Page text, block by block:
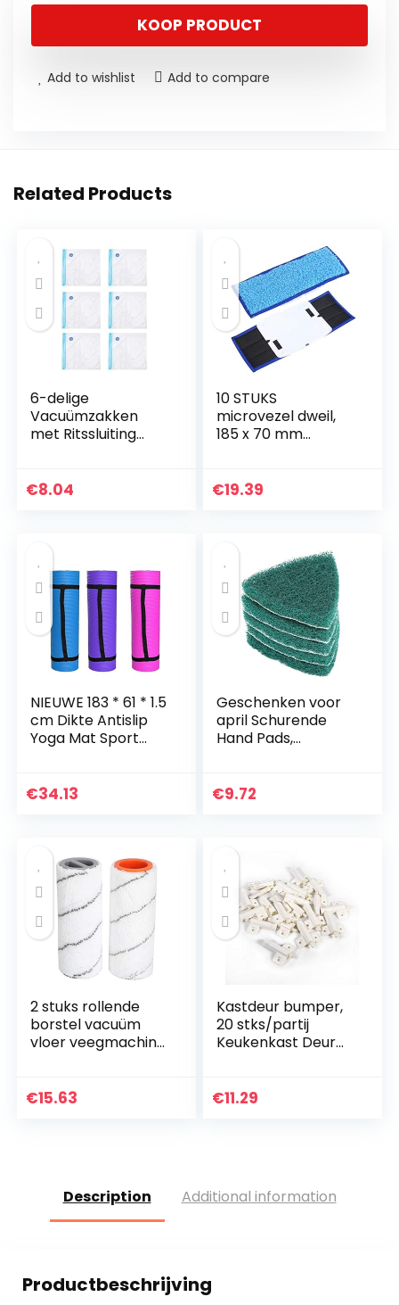
KOOP PRODUCT
Add to wishlist Add to compare
Related Products
6-delige
Vacuümzakken
met Ritssluiting
rs Herbruikbare
€8.04
10 STUKS
microvezel dweil,
185 x 70 mm
droge dweilpads
€19.39
NIEUWE 183 * 61 * 1.5
cm Dikte Antislip
Yoga Mat Sport
Opvouwbaar voor
€34.13
Geschenken voor
april Schurende
Hand Pads,
Hand
€9.72
2 stuks rollende
borstel vacuüm
vloer veegmachine
schoonmaak
€15.63
Kastdeur bumper,
20 stks/partij
Keukenkast Deur
Demper Buffers
€11.29
Description Additional information
Productbeschrijving